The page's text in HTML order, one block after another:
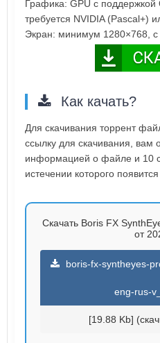
Графика: GPU с поддержкой
требуется NVIDIA (Pascal+)
Экран: минимум 1280×768,
Как качать?
Для скачивания торрент
ссылку для скачивания, вам
информацией о файле и 10
истечении которого
Скачать Boris FX
от
boris-fx-syntheyes-
eng-rus-
[19.88 Kb]